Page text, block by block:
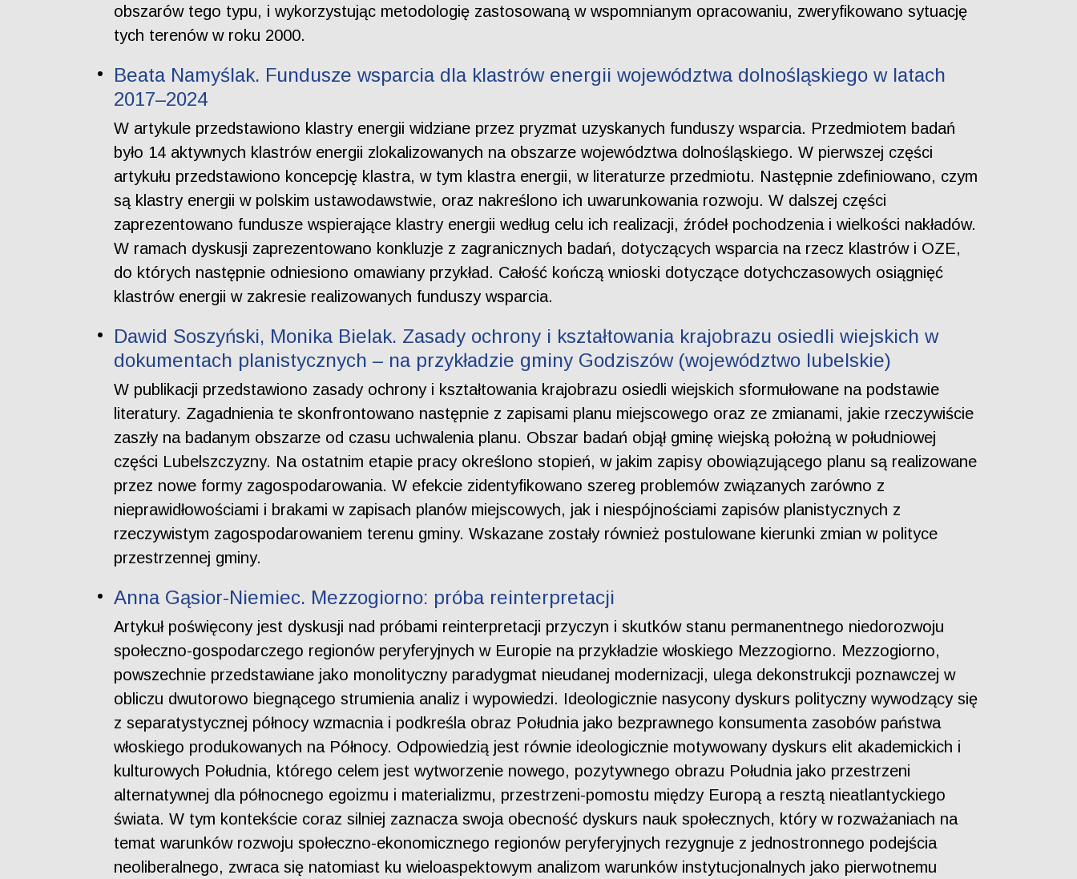
obszarów tego typu, i wykorzystując metodologię zastosowaną w wspomnianym opracowaniu, zweryfikowano sytuację
tych terenów w roku 2000.
Beata Namyślak. Fundusze wsparcia dla klastrów energii województwa dolnośląskiego w latach
2017–2024
W artykule przedstawiono klastry energii widziane przez pryzmat uzyskanych funduszy wsparcia. Przedmiotem badań
było 14 aktywnych klastrów energii zlokalizowanych na obszarze województwa dolnośląskiego. W pierwszej części
artykułu przedstawiono koncepcję klastra, w tym klastra energii, w literaturze przedmiotu. Następnie zdefiniowano, czym
są klastry energii w polskim ustawodawstwie, oraz nakreślono ich uwarunkowania rozwoju. W dalszej części
zaprezentowano fundusze wspierające klastry energii według celu ich realizacji, źródeł pochodzenia i wielkości nakładów.
W ramach dyskusji zaprezentowano konkluzje z zagranicznych badań, dotyczących wsparcia na rzecz klastrów i OZE,
do których następnie odniesiono omawiany przykład. Całość kończą wnioski dotyczące dotychczasowych osiągnięć
klastrów energii w zakresie realizowanych funduszy wsparcia.
Dawid Soszyński, Monika Bielak. Zasady ochrony i kształtowania krajobrazu osiedli wiejskich w
dokumentach planistycznych – na przykładzie gminy Godziszów (województwo lubelskie)
W publikacji przedstawiono zasady ochrony i kształtowania krajobrazu osiedli wiejskich sformułowane na podstawie
literatury. Zagadnienia te skonfrontowano następnie z zapisami planu miejscowego oraz ze zmianami, jakie rzeczywiście
zaszły na badanym obszarze od czasu uchwalenia planu. Obszar badań objął gminę wiejską położną w południowej
części Lubelszczyzny. Na ostatnim etapie pracy określono stopień, w jakim zapisy obowiązującego planu są realizowane
przez nowe formy zagospodarowania. W efekcie zidentyfikowano szereg problemów związanych zarówno z
nieprawidłowościami i brakami w zapisach planów miejscowych, jak i niespójnościami zapisów planistycznych z
rzeczywistym zagospodarowaniem terenu gminy. Wskazane zostały również postulowane kierunki zmian w polityce
przestrzennej gminy.
Anna Gąsior-Niemiec. Mezzogiorno: próba reinterpretacji
Artykuł poświęcony jest dyskusji nad próbami reinterpretacji przyczyn i skutków stanu permanentnego niedorozwoju
społeczno-gospodarczego regionów peryferyjnych w Europie na przykładzie włoskiego Mezzogiorno. Mezzogiorno,
powszechnie przedstawiane jako monolityczny paradygmat nieudanej modernizacji, ulega dekonstrukcji poznawczej w
obliczu dwutorowo biegnącego strumienia analiz i wypowiedzi. Ideologicznie nasycony dyskurs polityczny wywodzący się
z separatystycznej północy wzmacnia i podkreśla obraz Południa jako bezprawnego konsumenta zasobów państwa
włoskiego produkowanych na Północy. Odpowiedzią jest równie ideologicznie motywowany dyskurs elit akademickich i
kulturowych Południa, którego celem jest wytworzenie nowego, pozytywnego obrazu Południa jako przestrzeni
alternatywnej dla północnego egoizmu i materializmu, przestrzeni-pomostu między Europą a resztą nieatlantyckiego
świata. W tym kontekście coraz silniej zaznacza swoja obecność dyskurs nauk społecznych, który w rozważaniach na
temat warunków rozwoju społeczno-ekonomicznego regionów peryferyjnych rezygnuje z jednostronnego podejścia
neoliberalnego, zwraca się natomiast ku wieloaspektowym analizom warunków instytucjonalnych jako pierwotnemu